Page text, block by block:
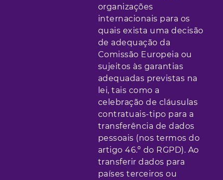
organizações
internacionais para os
quais exista uma decisão
de adequação da
Comissão Europeia ou
sujeitos às garantias
adequadas previstas na
lei, tais como a
celebração de cláusulas
contratuais-tipo para a
transferência de dados
pessoais (nos termos do
artigo 46.º do RGPD). Ao
transferir dados para
países terceiros ou